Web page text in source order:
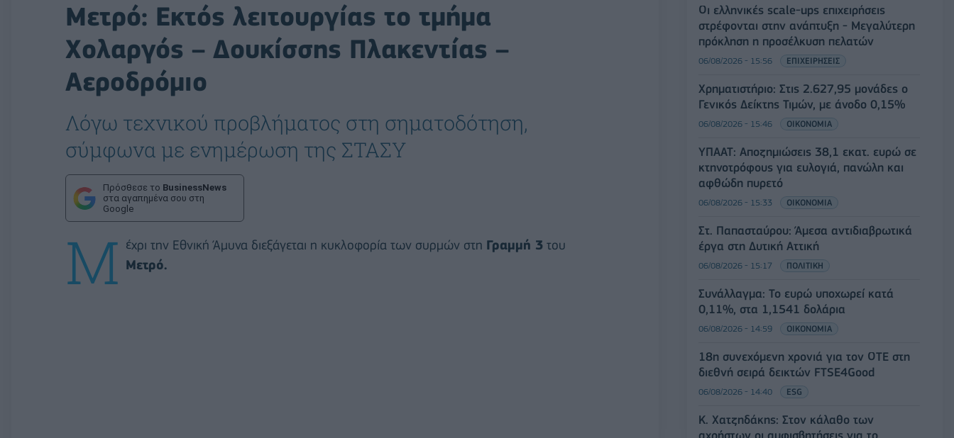
Μετρό: Εκτός λειτουργίας το τμήμα
Χολαργός – Δουκίσσης Πλακεντίας –
Αεροδρόμιο
Λόγω τεχνικού προβλήματος στη σηματοδότηση,
σύμφωνα με ενημέρωση της ΣΤΑΣΥ
Πρόσθεσε το BusinessNews
στα αγαπημένα σου στη
Google
Μ έχρι την Εθνική Άμυνα διεξάγεται η κυκλοφορία των συρμών στη Γραμμή 3 του
Μετρό.
Οι ελληνικές scale-ups επιχειρήσεις
στρέφονται στην ανάπτυξη - Μεγαλύτερη
πρόκληση η προσέλκυση πελατών
06/08/2026 - 15:56 ΕΠΙΧΕΙΡΗΣΕΙΣ
Χρηματιστήριο: Στις 2.627,95 μονάδες ο
Γενικός Δείκτης Τιμών, με άνοδο 0,15%
06/08/2026 - 15:46 ΟΙΚΟΝΟΜΙΑ
ΥΠΑΑΤ: Αποζημιώσεις 38,1 εκατ. ευρώ σε
κτηνοτρόφους για ευλογιά, πανώλη και
αφθώδη πυρετό
06/08/2026 - 15:33 ΟΙΚΟΝΟΜΙΑ
Στ. Παπασταύρου: Άμεσα αντιδιαβρωτικά
έργα στη Δυτική Αττική
06/08/2026 - 15:17 ΠΟΛΙΤΙΚΗ
Συνάλλαγμα: Το ευρώ υποχωρεί κατά
0,11%, στα 1,1541 δολάρια
06/08/2026 - 14:59 ΟΙΚΟΝΟΜΙΑ
18η συνεχόμενη χρονιά για τον ΟΤΕ στη
διεθνή σειρά δεικτών FTSE4Good
06/08/2026 - 14:40 ESG
Κ. Χατζηδάκης: Στον κάλαθο των